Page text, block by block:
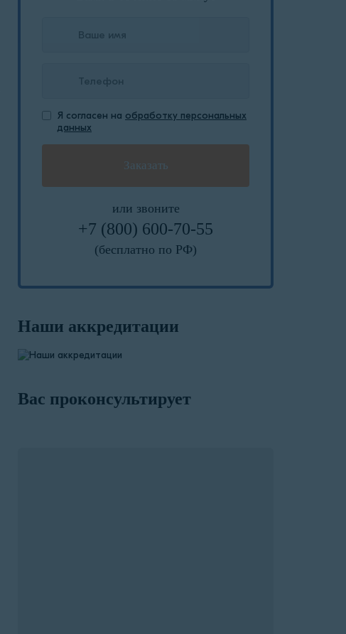
Я согласен на обработку персональных
данных
или звоните
+7 (800) 600-70-55
(бесплатно по РФ)
Наши аккредитации
Вас проконсультирует